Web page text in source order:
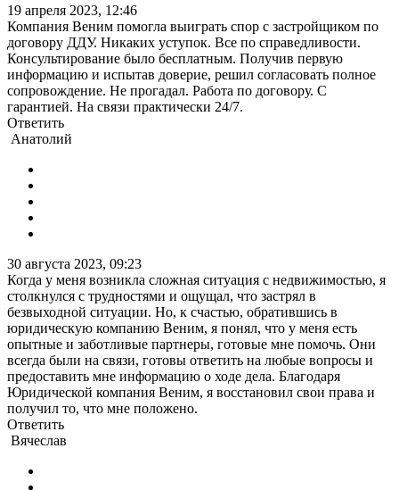
19 апреля 2023, 12:46
Компания Веним помогла выиграть спор с застройщиком по
договору ДДУ. Никаких уступок. Все по справедливости.
Консультирование было бесплатным. Получив первую
информацию и испытав доверие, решил согласовать полное
сопровождение. Не прогадал. Работа по договору. С
гарантией. На связи практически 24/7.
Ответить
Анатолий
30 августа 2023, 09:23
Когда у меня возникла сложная ситуация с недвижимостью, я
столкнулся с трудностями и ощущал, что застрял в
безвыходной ситуации. Но, к счастью, обратившись в
юридическую компанию Веним, я понял, что у меня есть
опытные и заботливые партнеры, готовые мне помочь. Они
всегда были на связи, готовы ответить на любые вопросы и
предоставить мне информацию о ходе дела. Благодаря
Юридической компания Веним, я восстановил свои права и
получил то, что мне положено.
Ответить
Вячеслав